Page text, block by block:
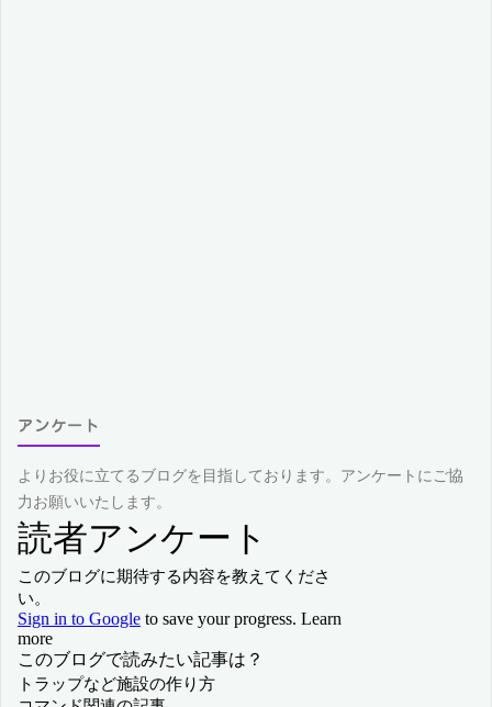
アンケート
よりお役に立てるブログを目指しております。アンケートにご協
力お願いいたします。